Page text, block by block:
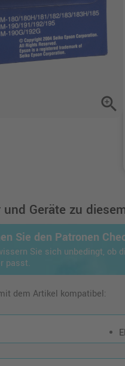
zoom_in
Geräte zu
Sie den Patronen
Sie sich unbedingt, ob
passt.
dem Artikel kompatibel: